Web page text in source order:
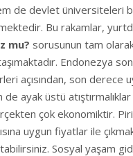
de devlet üniversiteleri
Bu rakamlar,
mu? sorusunun tam
Endonezya
açısından, son
ayak üstü
çok ekonomiktir.
uygun fiyatlar ile
Sosyal yaşam